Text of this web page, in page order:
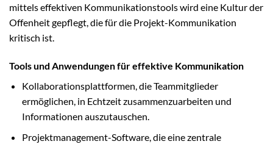
mittels effektiven Kommunikationstools wird eine Kultur der
Offenheit gepflegt, die für die Projekt-Kommunikation
kritisch ist.
Tools und Anwendungen für effektive Kommunikation
Kollaborationsplattformen, die Teammitglieder
ermöglichen, in Echtzeit zusammenzuarbeiten und
Informationen auszutauschen.
Projektmanagement-Software, die eine zentrale